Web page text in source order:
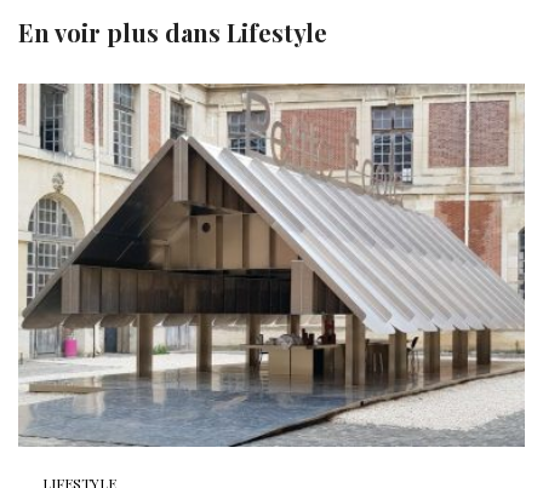
En voir plus dans Lifestyle
LIFESTYLE